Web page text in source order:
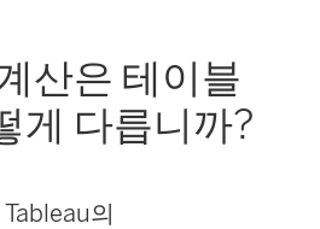
산은 테이블
게 다릅니까?
의